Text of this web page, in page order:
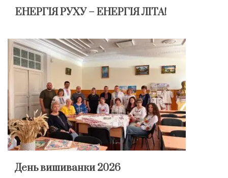
ЕНЕРГІЯ РУХУ – ЕНЕРГІЯ ЛІТА!
День вишиванки 2026